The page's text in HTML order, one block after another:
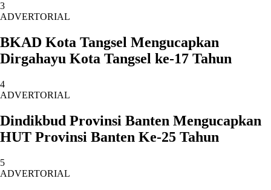
3
ADVERTORIAL
BKAD Kota Tangsel Mengucapkan
Dirgahayu Kota Tangsel ke-17 Tahun
4
ADVERTORIAL
Dindikbud Provinsi Banten Mengucapkan
HUT Provinsi Banten Ke-25 Tahun
5
ADVERTORIAL